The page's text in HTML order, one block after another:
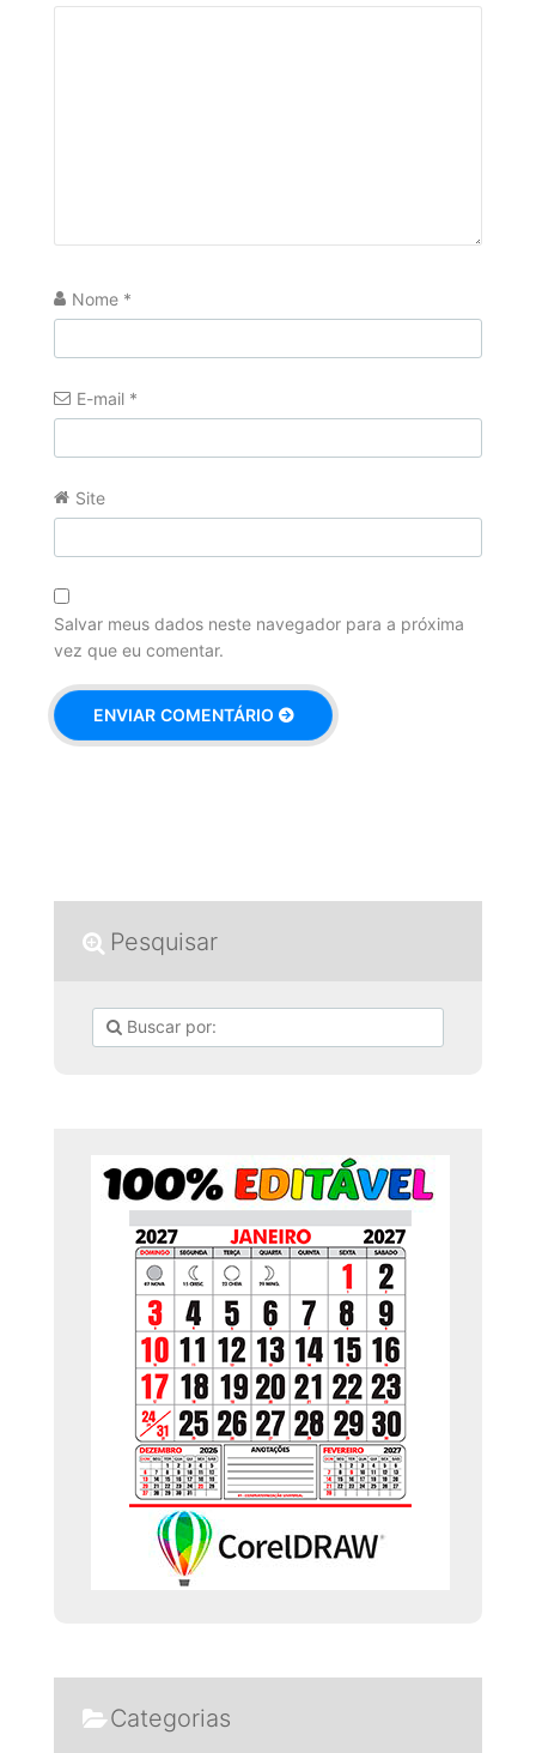
Nome *
E-mail *
Site
Salvar meus dados neste navegador para a próxima
vez que eu comentar.
Pesquisar
Categorias